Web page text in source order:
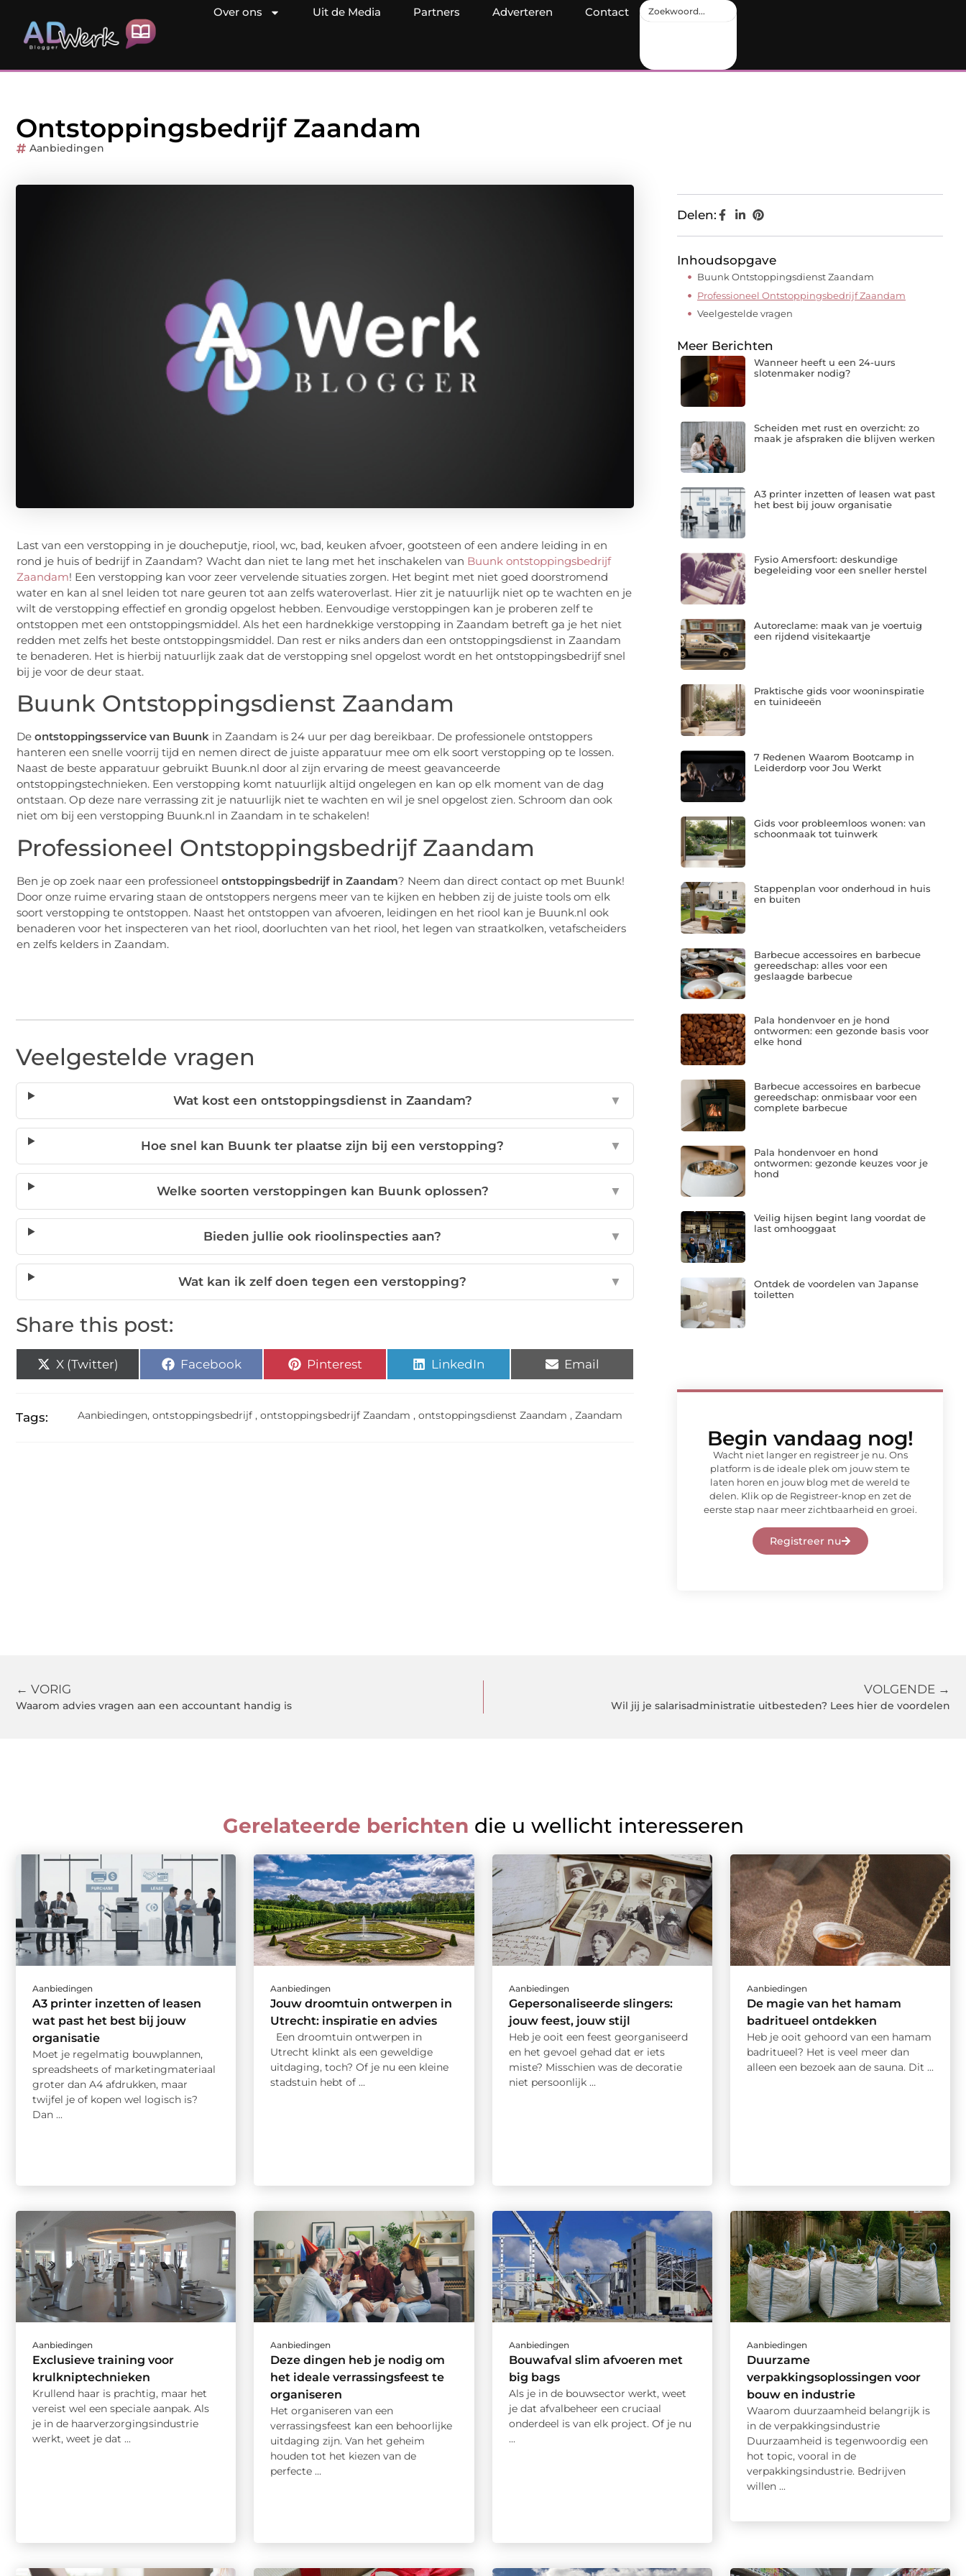
Over ons Uit de Media Partners Adverteren Contact
Ontstoppingsbedrijf Zaandam
Aanbiedingen
Last van een verstopping in je doucheputje, riool, wc, bad, keuken afvoer, gootsteen of een andere leiding in en
rond je huis of bedrijf in Zaandam? Wacht dan niet te lang met het inschakelen van Buunk ontstoppingsbedrijf
Zaandam! Een verstopping kan voor zeer vervelende situaties zorgen. Het begint met niet goed doorstromend
water en kan al snel leiden tot nare geuren tot aan zelfs wateroverlast. Hier zit je natuurlijk niet op te wachten en je
wilt de verstopping effectief en grondig opgelost hebben. Eenvoudige verstoppingen kan je proberen zelf te
ontstoppen met een ontstoppingsmiddel. Als het een hardnekkige verstopping in Zaandam betreft ga je het niet
redden met zelfs het beste ontstoppingsmiddel. Dan rest er niks anders dan een ontstoppingsdienst in Zaandam
te benaderen. Het is hierbij natuurlijk zaak dat de verstopping snel opgelost wordt en het ontstoppingsbedrijf snel
bij je voor de deur staat.
Buunk Ontstoppingsdienst Zaandam
De ontstoppingsservice van Buunk in Zaandam is 24 uur per dag bereikbaar. De professionele ontstoppers
hanteren een snelle voorrij tijd en nemen direct de juiste apparatuur mee om elk soort verstopping op te lossen.
Naast de beste apparatuur gebruikt Buunk.nl door al zijn ervaring de meest geavanceerde
ontstoppingstechnieken. Een verstopping komt natuurlijk altijd ongelegen en kan op elk moment van de dag
ontstaan. Op deze nare verrassing zit je natuurlijk niet te wachten en wil je snel opgelost zien. Schroom dan ook
niet om bij een verstopping Buunk.nl in Zaandam in te schakelen!
Professioneel Ontstoppingsbedrijf Zaandam
Ben je op zoek naar een professioneel ontstoppingsbedrijf in Zaandam? Neem dan direct contact op met Buunk!
Door onze ruime ervaring staan de ontstoppers nergens meer van te kijken en hebben zij de juiste tools om elk
soort verstopping te ontstoppen. Naast het ontstoppen van afvoeren, leidingen en het riool kan je Buunk.nl ook
benaderen voor het inspecteren van het riool, doorluchten van het riool, het legen van straatkolken, vetafscheiders
en zelfs kelders in Zaandam.
Veelgestelde vragen
Wat kost een ontstoppingsdienst in Zaandam? ▼
Hoe snel kan Buunk ter plaatse zijn bij een verstopping? ▼
Welke soorten verstoppingen kan Buunk oplossen? ▼
Bieden jullie ook rioolinspecties aan? ▼
Wat kan ik zelf doen tegen een verstopping? ▼
Share this post:
X (Twitter) Facebook Pinterest LinkedIn Email
Tags: Aanbiedingen, ontstoppingsbedrijf , ontstoppingsbedrijf Zaandam , ontstoppingsdienst Zaandam , Zaandam
Delen:
Inhoudsopgave
Buunk Ontstoppingsdienst Zaandam
Professioneel Ontstoppingsbedrijf Zaandam
Veelgestelde vragen
Meer Berichten
Wanneer heeft u een 24-uurs
slotenmaker nodig?
Scheiden met rust en overzicht: zo
maak je afspraken die blijven werken
A3 printer inzetten of leasen wat past
het best bij jouw organisatie
Fysio Amersfoort: deskundige
begeleiding voor een sneller herstel
Autoreclame: maak van je voertuig
een rijdend visitekaartje
Praktische gids voor wooninspiratie
en tuinideeën
7 Redenen Waarom Bootcamp in
Leiderdorp voor Jou Werkt
Gids voor probleemloos wonen: van
schoonmaak tot tuinwerk
Stappenplan voor onderhoud in huis
en buiten
Barbecue accessoires en barbecue
gereedschap: alles voor een
geslaagde barbecue
Pala hondenvoer en je hond
ontwormen: een gezonde basis voor
elke hond
Barbecue accessoires en barbecue
gereedschap: onmisbaar voor een
complete barbecue
Pala hondenvoer en hond
ontwormen: gezonde keuzes voor je
hond
Veilig hijsen begint lang voordat de
last omhooggaat
Ontdek de voordelen van Japanse
toiletten
Begin vandaag nog!
Wacht niet langer en registreer je nu. Ons
platform is de ideale plek om jouw stem te
laten horen en jouw blog met de wereld te
delen. Klik op de Registreer-knop en zet de
eerste stap naar meer zichtbaarheid en groei.
Registreer nu
← VORIG
Waarom advies vragen aan een accountant handig is
VOLGENDE →
Wil jij je salarisadministratie uitbesteden? Lees hier de voordelen
Gerelateerde berichten die u wellicht interesseren
Aanbiedingen
A3 printer inzetten of leasen
wat past het best bij jouw
organisatie
Moet je regelmatig bouwplannen,
spreadsheets of marketingmateriaal
groter dan A4 afdrukken, maar
twijfel je of kopen wel logisch is?
Dan ...
Aanbiedingen
Jouw droomtuin ontwerpen in
Utrecht: inspiratie en advies
Een droomtuin ontwerpen in
Utrecht klinkt als een geweldige
uitdaging, toch? Of je nu een kleine
stadstuin hebt of ...
Aanbiedingen
Gepersonaliseerde slingers:
jouw feest, jouw stijl
Heb je ooit een feest georganiseerd
en het gevoel gehad dat er iets
miste? Misschien was de decoratie
niet persoonlijk ...
Aanbiedingen
De magie van het hamam
badritueel ontdekken
Heb je ooit gehoord van een hamam
badritueel? Het is veel meer dan
alleen een bezoek aan de sauna. Dit ...
Aanbiedingen
Exclusieve training voor
krulkniptechnieken
Krullend haar is prachtig, maar het
vereist wel een speciale aanpak. Als
je in de haarverzorgingsindustrie
werkt, weet je dat ...
Aanbiedingen
Deze dingen heb je nodig om
het ideale verrassingsfeest te
organiseren
Het organiseren van een
verrassingsfeest kan een behoorlijke
uitdaging zijn. Van het geheim
houden tot het kiezen van de
perfecte ...
Aanbiedingen
Bouwafval slim afvoeren met
big bags
Als je in de bouwsector werkt, weet
je dat afvalbeheer een cruciaal
onderdeel is van elk project. Of je nu
...
Aanbiedingen
Duurzame
verpakkingsoplossingen voor
bouw en industrie
Waarom duurzaamheid belangrijk is
in de verpakkingsindustrie
Duurzaamheid is tegenwoordig een
hot topic, vooral in de
verpakkingsindustrie. Bedrijven
willen ...